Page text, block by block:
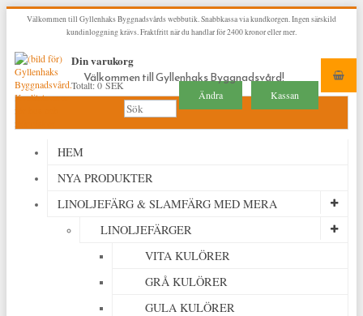
Välkommen till Gyllenhaks Byggnadsvårds webbutik. Snabbkassa via kundkorgen. Ingen särskild
kundinloggning krävs. Fraktfritt när du handlar för 2400 kronor eller mer.
Välkommen till Gyllenhaks Byggnadsvård!
Din varukorg
Totalt:0 SEK
Ändra Kassan
HEM
NYA PRODUKTER
LINOLJEFÄRG & SLAMFÄRG MED MERA
LINOLJEFÄRGER
VITA KULÖRER
GRÅ KULÖRER
GULA KULÖRER